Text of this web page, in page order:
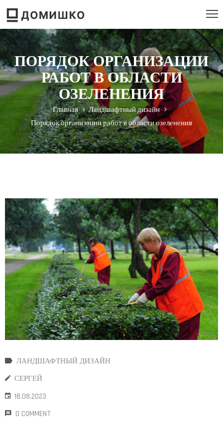
ПОРЯДОК ОРГАНИЗАЦИИ
РАБОТ В ОБЛАСТИ
ОЗЕЛЕНЕНИЯ
Главная
Ландшафтный дизайн
Порядок организации работ в области озеленения
ЛАНДШАФТНЫЙ ДИЗАЙН
СЕРГЕЙ
18.08.2023
0 COMMENT